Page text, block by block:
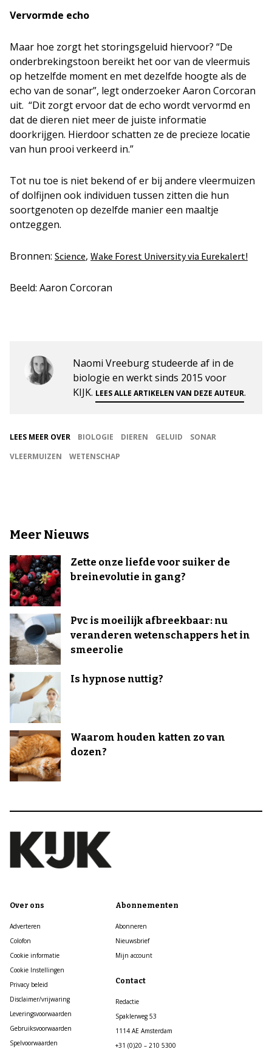
Vervormde echo
Maar hoe zorgt het storingsgeluid hiervoor? “De
onderbrekingstoon bereikt het oor van de vleermuis
op hetzelfde moment en met dezelfde hoogte als de
echo van de sonar”, legt onderzoeker Aaron Corcoran
uit. “Dit zorgt ervoor dat de echo wordt vervormd en
dat de dieren niet meer de juiste informatie
doorkrijgen. Hierdoor schatten ze de precieze locatie
van hun prooi verkeerd in.”
Tot nu toe is niet bekend of er bij andere vleermuizen
of dolfijnen ook individuen tussen zitten die hun
soortgenoten op dezelfde manier een maaltje
ontzeggen.
Bronnen: Science, Wake Forest University via Eurekalert!
Beeld: Aaron Corcoran
Naomi Vreeburg studeerde af in de
biologie en werkt sinds 2015 voor
KIJK. LEES ALLE ARTIKELEN VAN DEZE AUTEUR.
LEES MEER OVER BIOLOGIE DIEREN GELUID
SONAR
VLEERMUIZEN
WETENSCHAP
Meer Nieuws
Zette onze liefde voor suiker de
breinevolutie in gang?
Pvc is moeilijk afbreekbaar: nu
veranderen wetenschappers het in
smeerolie
Is hypnose nuttig?
Waarom houden katten zo van
dozen?
Over ons
Adverteren
Colofon
Cookie informatie
Cookie Instellingen
Privacy beleid
Disclaimer/vrijwaring
Leveringsvoorwaarden
Gebruiksvoorwaarden
Spelvoorwaarden
Abonnementen
Abonneren
Nieuwsbrief
Mijn account
Contact
Redactie
Spaklerweg 53
1114 AE Amsterdam
+31 (0)20 – 210 5300